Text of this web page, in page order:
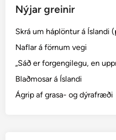
Nýjar greinir
Skrá um háplöntur á Íslandi
Naflar á förnum vegi
„Sáð er forgengilegu, en
Blaðmosar á Íslandi
Ágrip af grasa- og dýrafræði